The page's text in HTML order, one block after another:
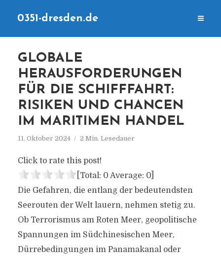
0351-dresden.de
GLOBALE
HERAUSFORDERUNGEN
FÜR DIE SCHIFFFAHRT:
RISIKEN UND CHANCEN
IM MARITIMEN HANDEL
11. Oktober 2024 2 Min. Lesedauer
Click to rate this post!
[Total: 0 Average: 0]
Die Gefahren, die entlang der bedeutendsten
Seerouten der Welt lauern, nehmen stetig zu.
Ob Terrorismus am Roten Meer, geopolitische
Spannungen im Südchinesischen Meer,
Dürrebedingungen im Panamakanal oder